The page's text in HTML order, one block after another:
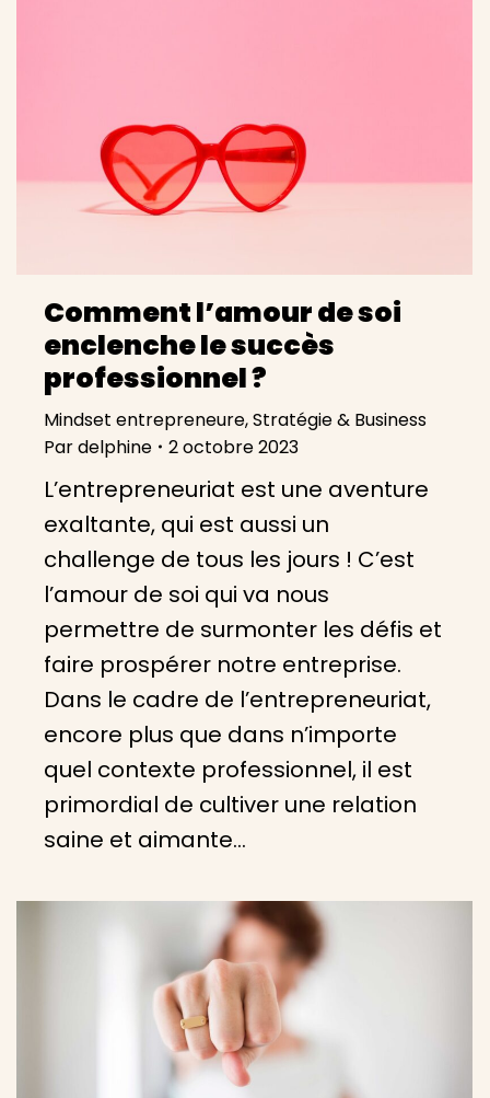
Comment l’amour de soi
enclenche le succès
professionnel ?
Mindset entrepreneure,Stratégie & Business
Pardelphine 2 octobre 2023
L’entrepreneuriat est une aventure
exaltante, qui est aussi un
challenge de tous les jours ! C’est
l’amour de soi qui va nous
permettre de surmonter les défis et
faire prospérer notre entreprise.
Dans le cadre de l’entrepreneuriat,
encore plus que dans n’importe
quel contexte professionnel, il est
primordial de cultiver une relation
saine et aimante…